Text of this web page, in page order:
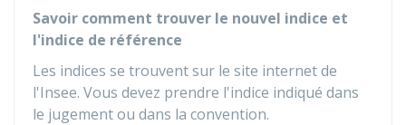
Savoir comment trouver le nouvel indice et
l'indice de référence
Les indices se trouvent sur le site internet de
l'Insee. Vous devez prendre l'indice indiqué dans
le jugement ou dans la convention.